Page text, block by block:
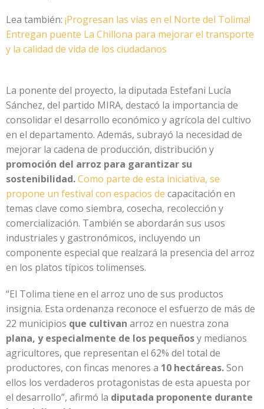
Lea también: ¡Progresan las vías en el Norte del Tolima!
Entregan puente La Chillona para mejorar el transporte
y la calidad de vida de los ciudadanos
La ponente del proyecto, la diputada Estefani Lucía
Sánchez, del partido MIRA, destacó la importancia de
consolidar el desarrollo económico y agrícola del cultivo
en el departamento. Además, subrayó la necesidad de
mejorar la cadena de producción, distribución y
promoción del arroz para garantizar su
sostenibilidad.Como parte de esta iniciativa, se
propone un festival con espacios de capacitación en
temas clave como siembra, cosecha, recolección y
comercialización. También se abordarán sus usos
industriales y gastronómicos, incluyendo un
componente especial que realzará la presencia del arroz
en los platos típicos tolimenses.
“El Tolima tiene en el arroz uno de sus productos
insignia. Esta ordenanza reconoce el esfuerzo de más de
22 municipios que cultivan arroz en nuestra zona
plana, y especialmente de los pequeñosy medianos
agricultores, que representan el 62% del total de
productores, con fincas menores a 10 hectáreas.Son
ellos los verdaderos protagonistas de esta apuesta por
el desarrollo”, afirmó la diputada proponente durante